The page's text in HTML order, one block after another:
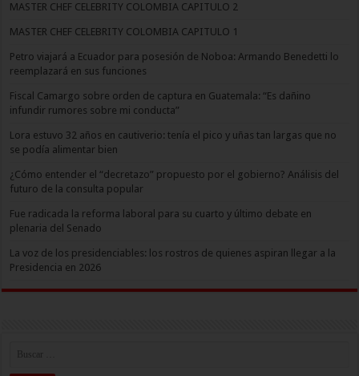
MASTER CHEF CELEBRITY COLOMBIA CAPITULO 2
MASTER CHEF CELEBRITY COLOMBIA CAPITULO 1
Petro viajará a Ecuador para posesión de Noboa: Armando Benedetti lo
reemplazará en sus funciones
Fiscal Camargo sobre orden de captura en Guatemala: “Es dañino
infundir rumores sobre mi conducta”
Lora estuvo 32 años en cautiverio: tenía el pico y uñas tan largas que no
se podía alimentar bien
¿Cómo entender el “decretazo” propuesto por el gobierno? Análisis del
futuro de la consulta popular
Fue radicada la reforma laboral para su cuarto y último debate en
plenaria del Senado
La voz de los presidenciables: los rostros de quienes aspiran llegar a la
Presidencia en 2026